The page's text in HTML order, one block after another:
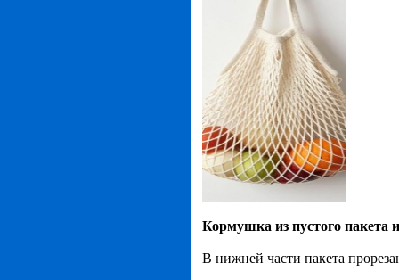
Кормушка из пустого пакета
В нижней части пакета